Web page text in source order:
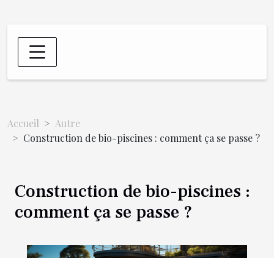
Accueil
Autre
Construction de bio-piscines : comment ça se passe ?
Construction de bio-piscines :
comment ça se passe ?